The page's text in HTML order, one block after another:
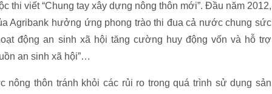
thi viết “Chung tay xây dựng nông thôn mới”. Đầu năm 2012,
Agribank hưởng ứng phong trào thi đua cả nước chung sức
động an sinh xã hội tăng cường huy động vốn và hỗ trợ
an sinh xã hội”…
thôn tránh khỏi các rủi ro trong quá trình sử dụng sản